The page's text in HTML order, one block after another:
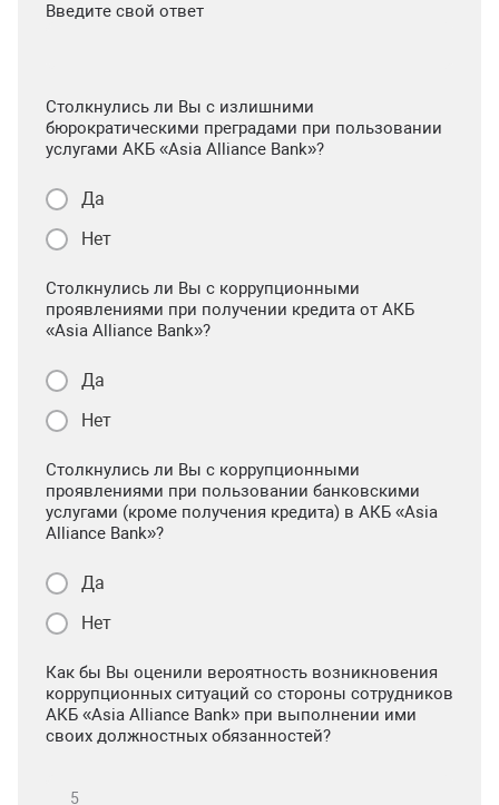
Введите свой ответ
Столкнулись ли Вы с излишними
бюрократическими преградами при пользовании
услугами АКБ «Asia Alliance Bank»?
Да
Нет
Столкнулись ли Вы с коррупционными
проявлениями при получении кредита от АКБ
«Asia Alliance Bank»?
Да
Нет
Столкнулись ли Вы с коррупционными
проявлениями при пользовании банковскими
услугами (кроме получения кредита) в АКБ «Asia
Alliance Bank»?
Да
Нет
Как бы Вы оценили вероятность возникновения
коррупционных ситуаций со стороны сотрудников
АКБ «Asia Alliance Bank» при выполнении ими
своих должностных обязанностей?